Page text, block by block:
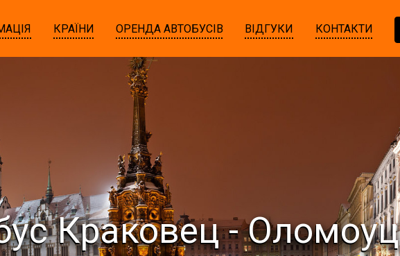
КРАЇНИ ОРЕНДА АВТОБУСІВ ВІДГУКИ КОНТАКТИ
Краковец - Оломоуц